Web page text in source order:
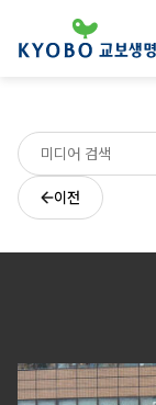
이전